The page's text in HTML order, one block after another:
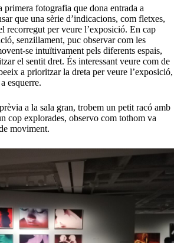
primera fotografia que dona entrada a
que una sèrie d’indicacions, com fletxes,
recorregut per veure l’exposició. En cap
senzillament, puc observar com les
se intuïtivament pels diferents espais,
el sentit dret. És interessant veure com de
a prioritzar la dreta per veure l’exposició,
esquerre.
a la sala gran, trobem un petit racó amb
cop explorades, observo com tothom va
moviment.